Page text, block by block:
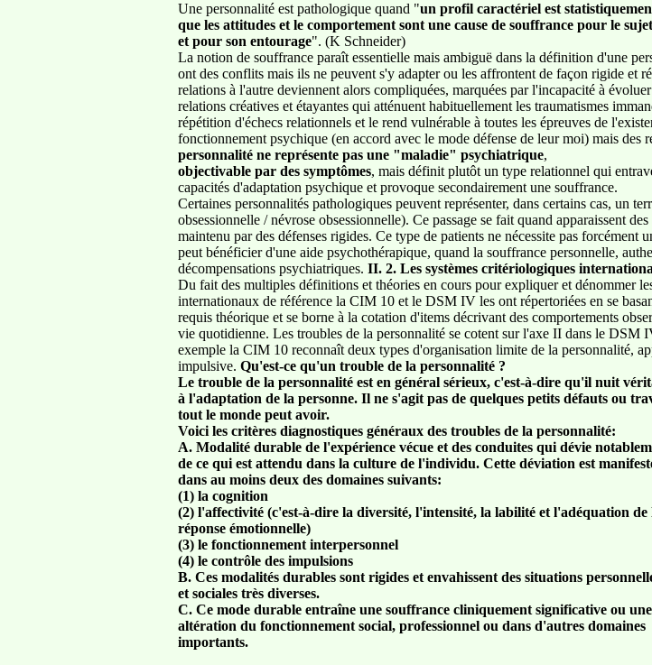
Une personnalité est pathologique quand "un profil caractériel est
que les attitudes et le comportement sont une cause de souffrance pour le
et pour son entourage". (K Schneider)
La notion de souffrance paraît essentielle mais ambiguë dans la définition d'une
ont des conflits mais ils ne peuvent s'y adapter ou les affrontent de façon rigide et
relations à l'autre deviennent alors compliquées, marquées par l'incapacité à
relations créatives et étayantes qui atténuent habituellement les traumatismes
répétition d'échecs relationnels et le rend vulnérable à toutes les épreuves de
fonctionnement psychique (en accord avec le mode défense de leur moi) mais des
personnalité ne représente pas une "maladie" psychiatrique,
objectivable par des symptômes, mais définit plutôt un type relationnel qui
capacités d'adaptation psychique et provoque secondairement une souffrance.
Certaines personnalités pathologiques peuvent représenter, dans certains cas, un
obsessionnelle / névrose obsessionnelle). Ce passage se fait quand apparaissent
maintenu par des défenses rigides. Ce type de patients ne nécessite pas
peut bénéficier d'une aide psychothérapique, quand la souffrance personnelle,
décompensations psychiatriques. II. 2. Les systèmes critériologiques
Du fait des multiples définitions et théories en cours pour expliquer et dénommer
internationaux de référence la CIM 10 et le DSM IV les ont répertoriées en se
requis théorique et se borne à la cotation d'items décrivant des comportements
vie quotidienne. Les troubles de la personnalité se cotent sur l'axe II dans le DSM
exemple la CIM 10 reconnaît deux types d'organisation limite de la personnalité,
impulsive. Qu'est-ce qu'un trouble de la personnalité ?
Le trouble de la personnalité est en général sérieux, c'est-à-dire qu'il nuit
à l'adaptation de la personne. Il ne s'agit pas de quelques petits défauts ou
tout le monde peut avoir.
Voici les critères diagnostiques généraux des troubles de la personnalité:
A. Modalité durable de l'expérience vécue et des conduites qui dévie
de ce qui est attendu dans la culture de l'individu. Cette déviation est
dans au moins deux des domaines suivants:
(1) la cognition
(2) l'affectivité (c'est-à-dire la diversité, l'intensité, la labilité et l'adéquation de
réponse émotionnelle)
(3) le fonctionnement interpersonnel
(4) le contrôle des impulsions
B. Ces modalités durables sont rigides et envahissent des situations
et sociales très diverses.
C. Ce mode durable entraîne une souffrance cliniquement significative ou une
altération du fonctionnement social, professionnel ou dans d'autres domaines
importants.